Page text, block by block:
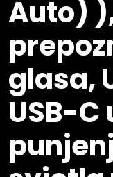
Auto)
glasa,
USB-C